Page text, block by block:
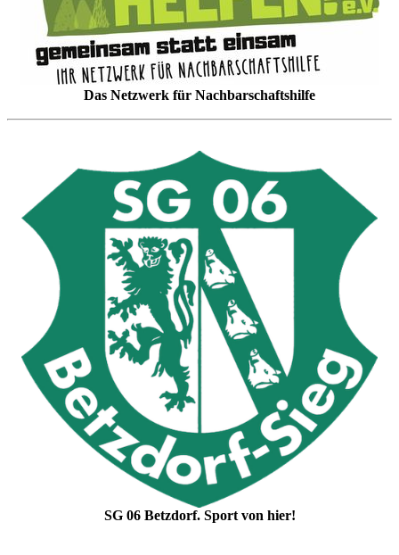
Das Netzwerk für Nachbarschaftshilfe
SG 06 Betzdorf. Sport von hier!